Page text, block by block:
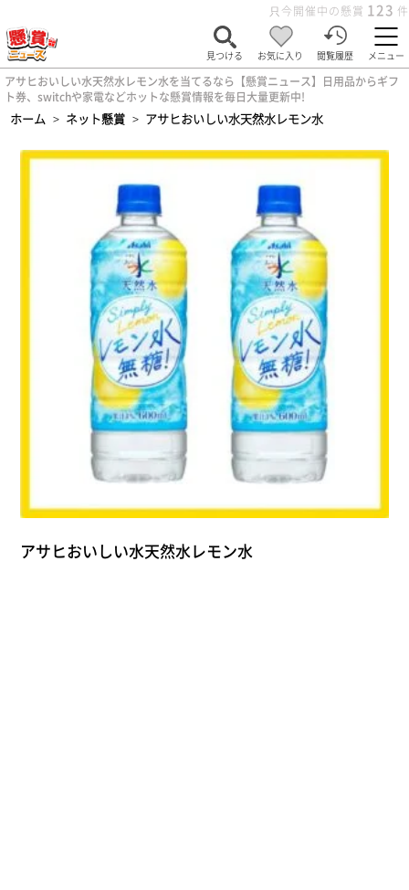
只今開催中の懸賞 123 件
見つける お気に入り 閲覧履歴 メニュー
アサヒおいしい水天然水レモン水を当てるなら【懸賞ニュース】日用品からギフ
ト券、switchや家電などホットな懸賞情報を毎日大量更新中!
ホーム > ネット懸賞 > アサヒおいしい水天然水レモン水
アサヒおいしい水天然水レモン水